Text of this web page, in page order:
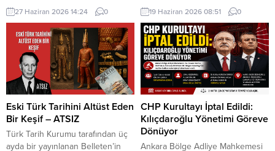
sonra gelen itfaiye ekiplerinin de
yardımıyla göndere çekti. O anlar
cep telefonu kamerası tarafından
kaydedildi. Yerden kaldırıp öptüler
Kemerköprü Mahallesi’nde dün
akşam saatlerinde Cumhuriyet
Parkı içerisindeki direkte bulunan
Türk bayrağı rüzgar nedeniyle
ipinin kopmasıyla yere düştü. Bu
sırada parkta oynayan çocuklar
yere...
27 Haziran 2026 14:24 0
MHP milletvekili Prof. Dr. İlyas
Topsakal AB parlamentosuna
cevap verdi: Avrupa
Parlamentosu tarafından 17
Haziran 2026 tarihinde kabul
edilen Türkiye Raporu, teknik bir
ilerleme belgesi olmaktan ziyade,
Türkiye-AB ilişkilerinin gerilimli fay
hatlarını derinleştiren ve
Ankara’nın stratejik özerkliğini
hedef alan bir siyasi pozisyon
belgesi niteliğindedir. Raporun
19 Haziran 2026 08:51 0
Eski Türk Tarihini Altüst Eden
Bir Keşif – ATSIZ
Türk Tarih Kurumu tarafından üç
ayda bir yayınlanan Belleten’in
CHP Kurultayı İptal Edildi:
Kılıçdaroğlu Yönetimi Göreve
Dönüyor
Ankara Bölge Adliye Mahkemesi